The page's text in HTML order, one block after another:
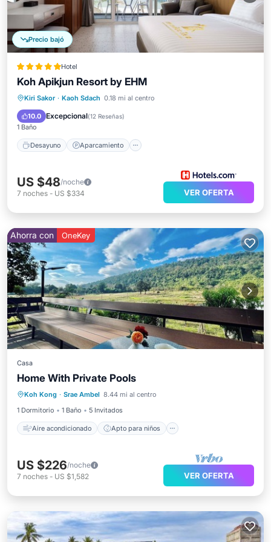
Precio bajó
Hotel
Koh Apikjun Resort by EHM
Kiri Sakor · Kaoh Sdach 0.18 mi al centro
10.0 Excepcional(12 Reseñas)
1 Baño
Desayuno Aparcamiento
Desayuno Aparcamiento
Balcón/Terraza
US $48/noche
7 noches - US $334 VER OFERTA
Ahorra con OneKey
Casa
Home With Private Pools
Koh Kong · Srae Ambel 8.44 mi al centro
1 Dormitorio
1 Baño 5 Invitados
Aire acondicionado Apto para niños
Aire acondicionado
Ropa de cama
Seguridad/Protección
US $226/noche
7 noches - US $1,582 VER OFERTA